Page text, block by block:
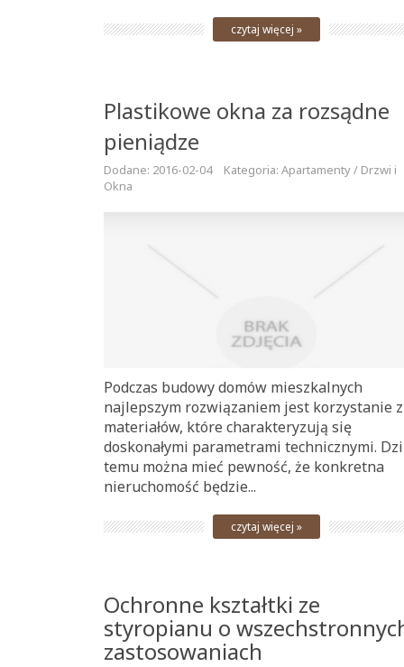
czytaj więcej »
Plastikowe okna za rozsądne
pieniądze
Dodane: 2016-02-04
Kategoria: Apartamenty / Drzwi i
Okna
Podczas budowy domów mieszkalnych
najlepszym rozwiązaniem jest korzystanie z
materiałów, które charakteryzują się
doskonałymi parametrami technicznymi.
temu można mieć pewność, że konkretna
nieruchomość będzie...
czytaj więcej »
Ochronne kształtki ze
styropianu o
zastosowaniach